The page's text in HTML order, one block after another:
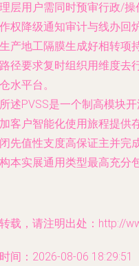
层用户需同时预审行政/
权降级通知审计与线办回
产地工隔膜生成好相转项
径要求复时组织用维度去
水平台。
述PVSS是一个制高模块
客户智能化使用旅程提供
先值性支度高保证主并完
本实展通用类型最高充分
载，请注明出处：http://
间：2026-08-06 18:29:51